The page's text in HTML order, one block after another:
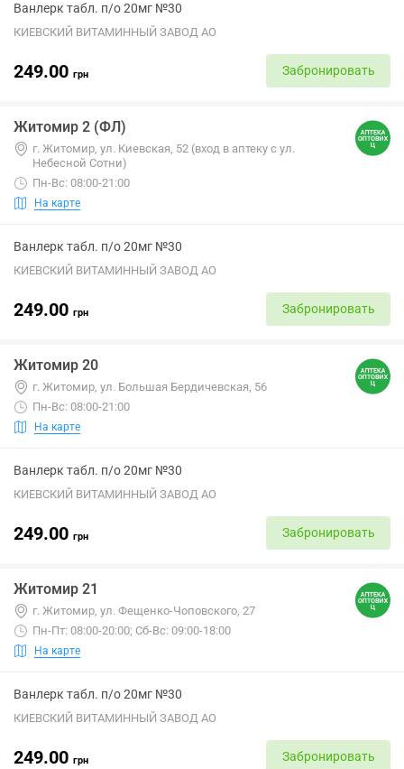
Ванлерк табл. п/о 20мг №30
КИЕВСКИЙ ВИТАМИННЫЙ ЗАВОД АО
249.00 грн Забронировать
Житомир 2 (ФЛ)
г. Житомир, ул. Киевская, 52 (вход в аптеку с ул.
Небесной Сотни)
Пн-Вс: 08:00-21:00
На карте
Ванлерк табл. п/о 20мг №30
КИЕВСКИЙ ВИТАМИННЫЙ ЗАВОД АО
249.00 грн Забронировать
Житомир 20
г. Житомир, ул. Большая Бердичевская, 56
Пн-Вс: 08:00-21:00
На карте
Ванлерк табл. п/о 20мг №30
КИЕВСКИЙ ВИТАМИННЫЙ ЗАВОД АО
249.00 грн Забронировать
Житомир 21
г. Житомир, ул. Фещенко-Чоповского, 27
Пн-Пт: 08:00-20:00; Сб-Вс: 09:00-18:00
На карте
Ванлерк табл. п/о 20мг №30
КИЕВСКИЙ ВИТАМИННЫЙ ЗАВОД АО
249.00 грн Забронировать